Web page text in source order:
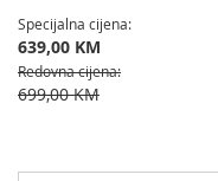
Specijalna cijena
639,00 KM
Redovna cijena
699,00 KM